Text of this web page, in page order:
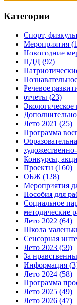
Категории
Спорт,
Мероприятия
Новогодние
ПДД (92)
Речевое
отчеты (23)
Экологическое
Лето 2021 (25)
Программа
Конкурсы,
Проекты (160)
ОБЖ (128)
Мероприятия
Пособия для
Социальное
методические
Лето 2022 (64)
Школа
Сенсорная
Лето 2023 (59)
За
Информация
Лето 2024 (58)
Программа
Лето 2025 (49)
Лето 2026 (47)